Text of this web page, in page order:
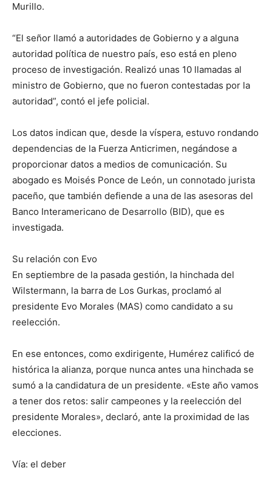
Murillo.
“El señor llamó a autoridades de Gobierno y a alguna
autoridad política de nuestro país, eso está en pleno
proceso de investigación. Realizó unas 10 llamadas al
ministro de Gobierno, que no fueron contestadas por la
autoridad”, contó el jefe policial.
Los datos indican que, desde la víspera, estuvo rondando
dependencias de la Fuerza Anticrimen, negándose a
proporcionar datos a medios de comunicación. Su
abogado es Moisés Ponce de León, un connotado jurista
paceño, que también defiende a una de las asesoras del
Banco Interamericano de Desarrollo (BID), que es
investigada.
Su relación con Evo
En septiembre de la pasada gestión, la hinchada del
Wilstermann, la barra de Los Gurkas, proclamó al
presidente Evo Morales (MAS) como candidato a su
reelección.
En ese entonces, como exdirigente, Humérez calificó de
histórica la alianza, porque nunca antes una hinchada se
sumó a la candidatura de un presidente. «Este año vamos
a tener dos retos: salir campeones y la reelección del
presidente Morales», declaró, ante la proximidad de las
elecciones.
Vía: el deber